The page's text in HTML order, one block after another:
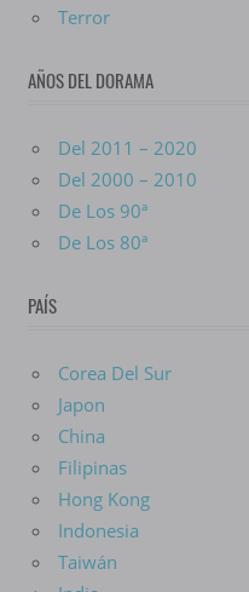
Terror
AÑOS DEL DORAMA
Del 2011 – 2020
Del 2000 – 2010
De Los 90ª
De Los 80ª
PAÍS
Corea Del Sur
Japon
China
Filipinas
Hong Kong
Indonesia
Taiwán